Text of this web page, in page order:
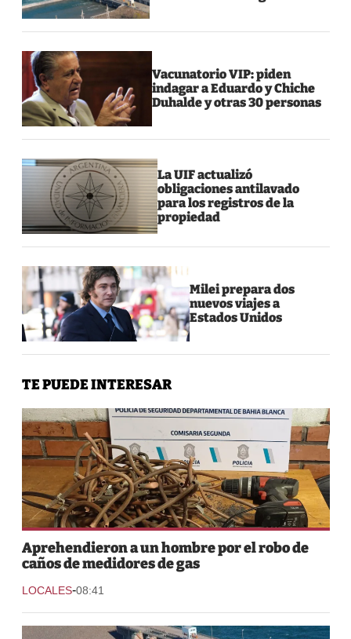
Vacunatorio VIP: piden
indagar a Eduardo y Chiche
Duhalde y otras 30 personas
La UIF actualizó
obligaciones antilavado
para los registros de la
propiedad
Milei prepara dos
nuevos viajes a
Estados Unidos
TE PUEDE INTERESAR
Aprehendieron a un hombre por el robo de
caños de medidores de gas
LOCALES-08:41